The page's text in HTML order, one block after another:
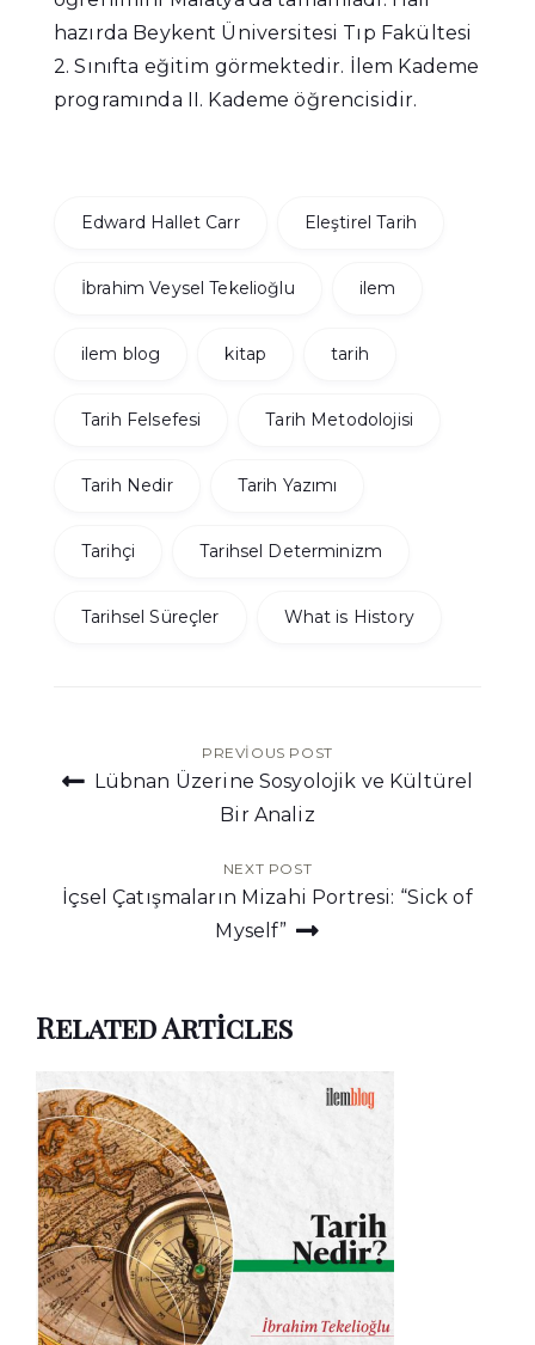
hazırda Beykent Üniversitesi Tıp Fakültesi
2. Sınıfta eğitim görmektedir. İlem Kademe
programında II. Kademe öğrencisidir.
Edward Hallet Carr Eleştirel Tarih
İbrahim Veysel Tekelioğlu ilem
ilem blog kitap tarih
Tarih Felsefesi Tarih Metodolojisi
Tarih Nedir Tarih Yazımı
Tarihçi Tarihsel Determinizm
Tarihsel Süreçler What is History
Yazı
gezinmesi
PREVIOUS POST
Lübnan Üzerine Sosyolojik ve Kültürel
Bir Analiz
NEXT POST
İçsel Çatışmaların Mizahi Portresi: “Sick of
Myself”
Related Articles